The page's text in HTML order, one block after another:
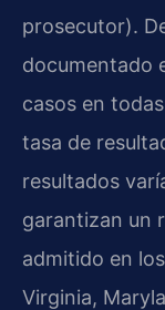
prosecutor).
documentado
casos en
tasa de
resultados
garantizan un
admitido en
Virginia,